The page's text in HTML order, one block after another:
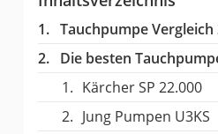
Tauchpumpe Vergleich
Die besten
Kärcher SP 22.000
Jung Pumpen U3KS